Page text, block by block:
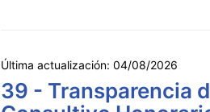
Última actualización: 04/08/2026
39 - Transparencia